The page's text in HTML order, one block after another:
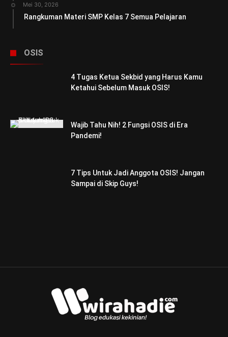
Mei 30, 2026
Rangkuman Materi SMP Kelas 7 Semua Pelajaran
OSIS
4 Tugas Ketua Sekbid yang Harus Kamu
Ketahui Sebelum Masuk OSIS!
Wajib Tahu Nih! 2 Fungsi OSIS di Era
Pandemi!
7 Tips Untuk Jadi Anggota OSIS! Jangan
Sampai di Skip Guys!